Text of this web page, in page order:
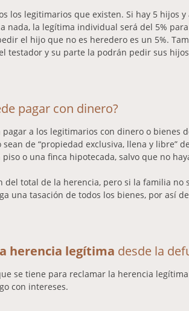
los legitimarios que existen. Si hay 5 hijos y
nada, la legítima individual será del 5%
el hijo que no es heredero es un 5%.
testador y su parte la podrán pedir sus
pagar con dinero?
a los legitimarios con dinero o bienes
de “propiedad exclusiva, llena y libre”
o una finca hipotecada, salvo que no
total de la herencia, pero si la familia no
una tasación de todos los bienes, por así
herencia legítima desde la
se tiene para reclamar la herencia
con intereses.